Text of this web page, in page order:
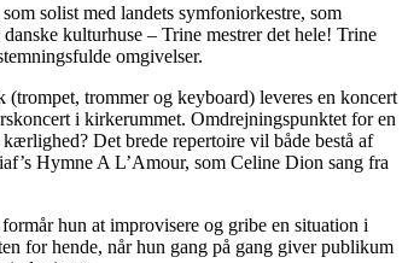
solist med landets symfoniorkestre, som
kulturhuse – Trine mestrer det hele! Trine
omgivelser.
trommer og keyboard) leveres en koncert
i kirkerummet. Omdrejningspunktet for en
Det brede repertoire vil både bestå af
Hymne A L’Amour, som Celine Dion sang fra
hun at improvisere og gribe en situation i
for hende, når hun gang på gang giver publikum